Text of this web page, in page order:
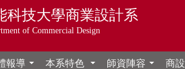
科技大學商業設計系
of Commercial Design
報導 本系特色 師資陣容 商